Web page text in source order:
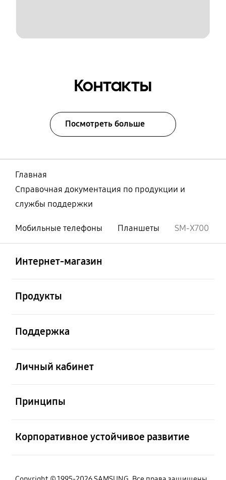
Контакты
Посмотреть больше
Главная
Справочная документация по продукции и
службы поддержки
Мобильные телефоны Планшеты SM-X700
Интернет-магазин
Продукты
Поддержка
Личный кабинет
Принципы
Корпоративное устойчивое развитие